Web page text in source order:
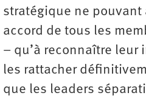
stratégique ne pouvant
accord de tous les
– qu’à reconnaître leur
les rattacher
que les leaders